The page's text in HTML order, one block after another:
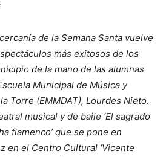
de la Semana Santa vuelve
más exitosos de los
de la mano de las alumnas
Municipal de Música y
Torre (EMMDAT), Lourdes Nieto.
musical y de baile ‘El sagrado
flamenco’ que se pone en
en el Centro Cultural ‘Vicente